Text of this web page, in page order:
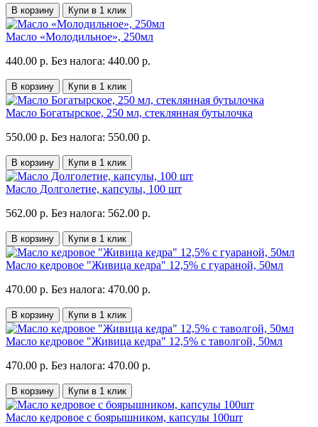
В корзину Купи в 1 клик
Масло «Молодильное», 250мл
440.00 р. Без налога: 440.00 р.
В корзину Купи в 1 клик
Масло Богатырское, 250 мл, стеклянная бутылочка
550.00 р. Без налога: 550.00 р.
В корзину Купи в 1 клик
Масло Долголетие, капсулы, 100 шт
562.00 р. Без налога: 562.00 р.
В корзину Купи в 1 клик
Масло кедровое "Живица кедра" 12,5% с гуараной, 50мл
470.00 р. Без налога: 470.00 р.
В корзину Купи в 1 клик
Масло кедровое "Живица кедра" 12,5% с таволгой, 50мл
470.00 р. Без налога: 470.00 р.
В корзину Купи в 1 клик
Масло кедровое с боярышником, капсулы 100шт